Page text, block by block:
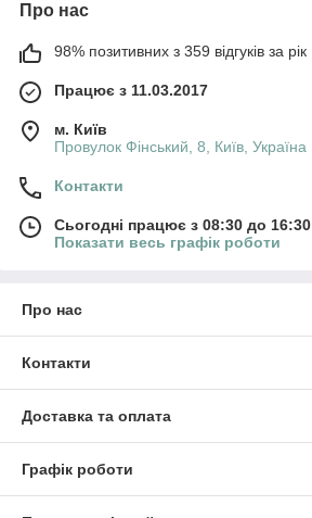
Про нас
98% позитивних з 359 відгуків за рік
Працює з 11.03.2017
м. Київ
Провулок Фінський, 8, Київ, Україна
Контакти
Сьогодні працює з 08:30 до 16:30
Показати весь графік роботи
Про нас
Контакти
Доставка та оплата
Графік роботи